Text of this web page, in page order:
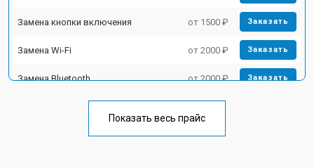
Замена кнопки включения от 1500 ₽ Заказать
Замена Wi-Fi от 2000 ₽ Заказать
Замена Bluetooth от 2000 ₽ Заказать
Показать весь прайс